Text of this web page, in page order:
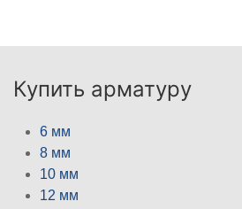
Купить арматуру
6 мм
8 мм
10 мм
12 мм